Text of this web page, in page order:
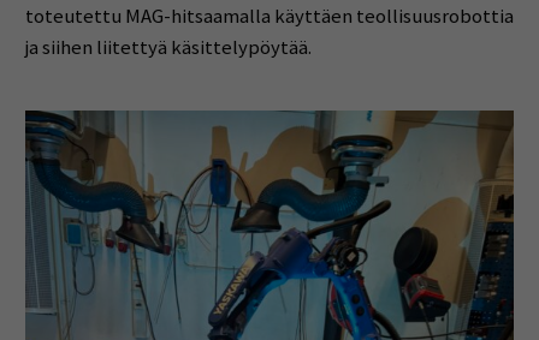
toteutettu MAG-hitsaamalla käyttäen teollisuusrobottia
ja siihen liitettyä käsittelypöytää.